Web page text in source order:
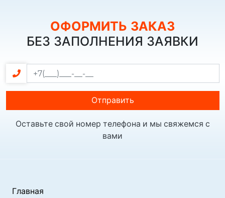
ОФОРМИТЬ ЗАКАЗ
БЕЗ ЗАПОЛНЕНИЯ ЗАЯВКИ
Отправить
Оставьте свой номер телефона и мы свяжемся с
вами
Главная